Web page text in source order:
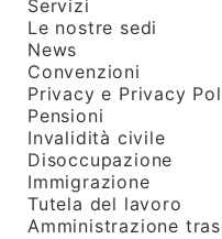
Servizi
Le nostre sedi
News
Convenzioni
Privacy e Privacy
Pensioni
Invalidità civile
Disoccupazione
Immigrazione
Tutela del lavoro
Amministrazione